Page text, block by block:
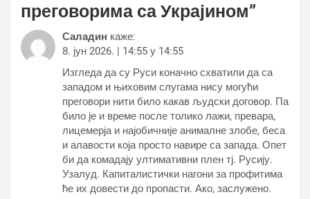
преговорима са Украјином”
Саладин каже:
8. јун 2026. | 14:55 у 14:55
Изгледа да су Руси коначно схватили да са
западом и њиховим слугама нису могући
преговори нити било какав људски договор. Па
било је и време после толико лажи, превара,
лицемерја и најобичније анималне злобе, беса
и алавости која просто навире са запада. Опет
би да комадају ултимативни плен тј. Русију.
Узалуд. Капиталистички нагони за профитима
ће их довести до пропасти. Ако, заслужено.